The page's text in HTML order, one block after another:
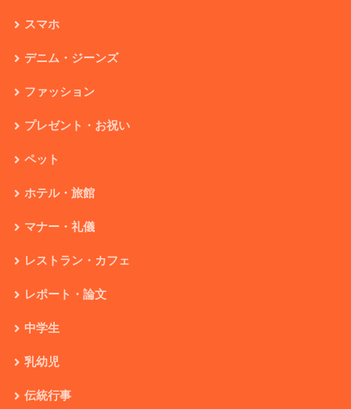
スマホ
デニム・ジーンズ
ファッション
プレゼント・お祝い
ペット
ホテル・旅館
マナー・礼儀
レストラン・カフェ
レポート・論文
中学生
乳幼児
伝統行事